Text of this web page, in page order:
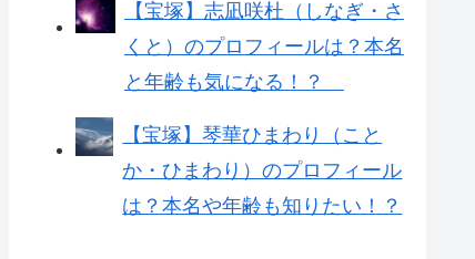
【宝塚】志凪咲杜（しなぎ・さ
くと）のプロフィールは？本名
と年齢も気になる！？
【宝塚】琴華ひまわり（こと
か・ひまわり）のプロフィール
は？本名や年齢も知りたい！？